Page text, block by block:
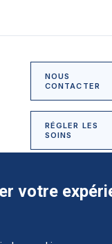
NOUS
CONTACTER
RÉGLER LES
SOINS
votre